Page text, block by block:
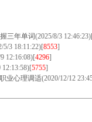
三年单词(2025/8/3
5/3 18:11:22)[8553]
12:16:08)[4296]
12:13:58)[5755]
业心理调适(2020/12/12